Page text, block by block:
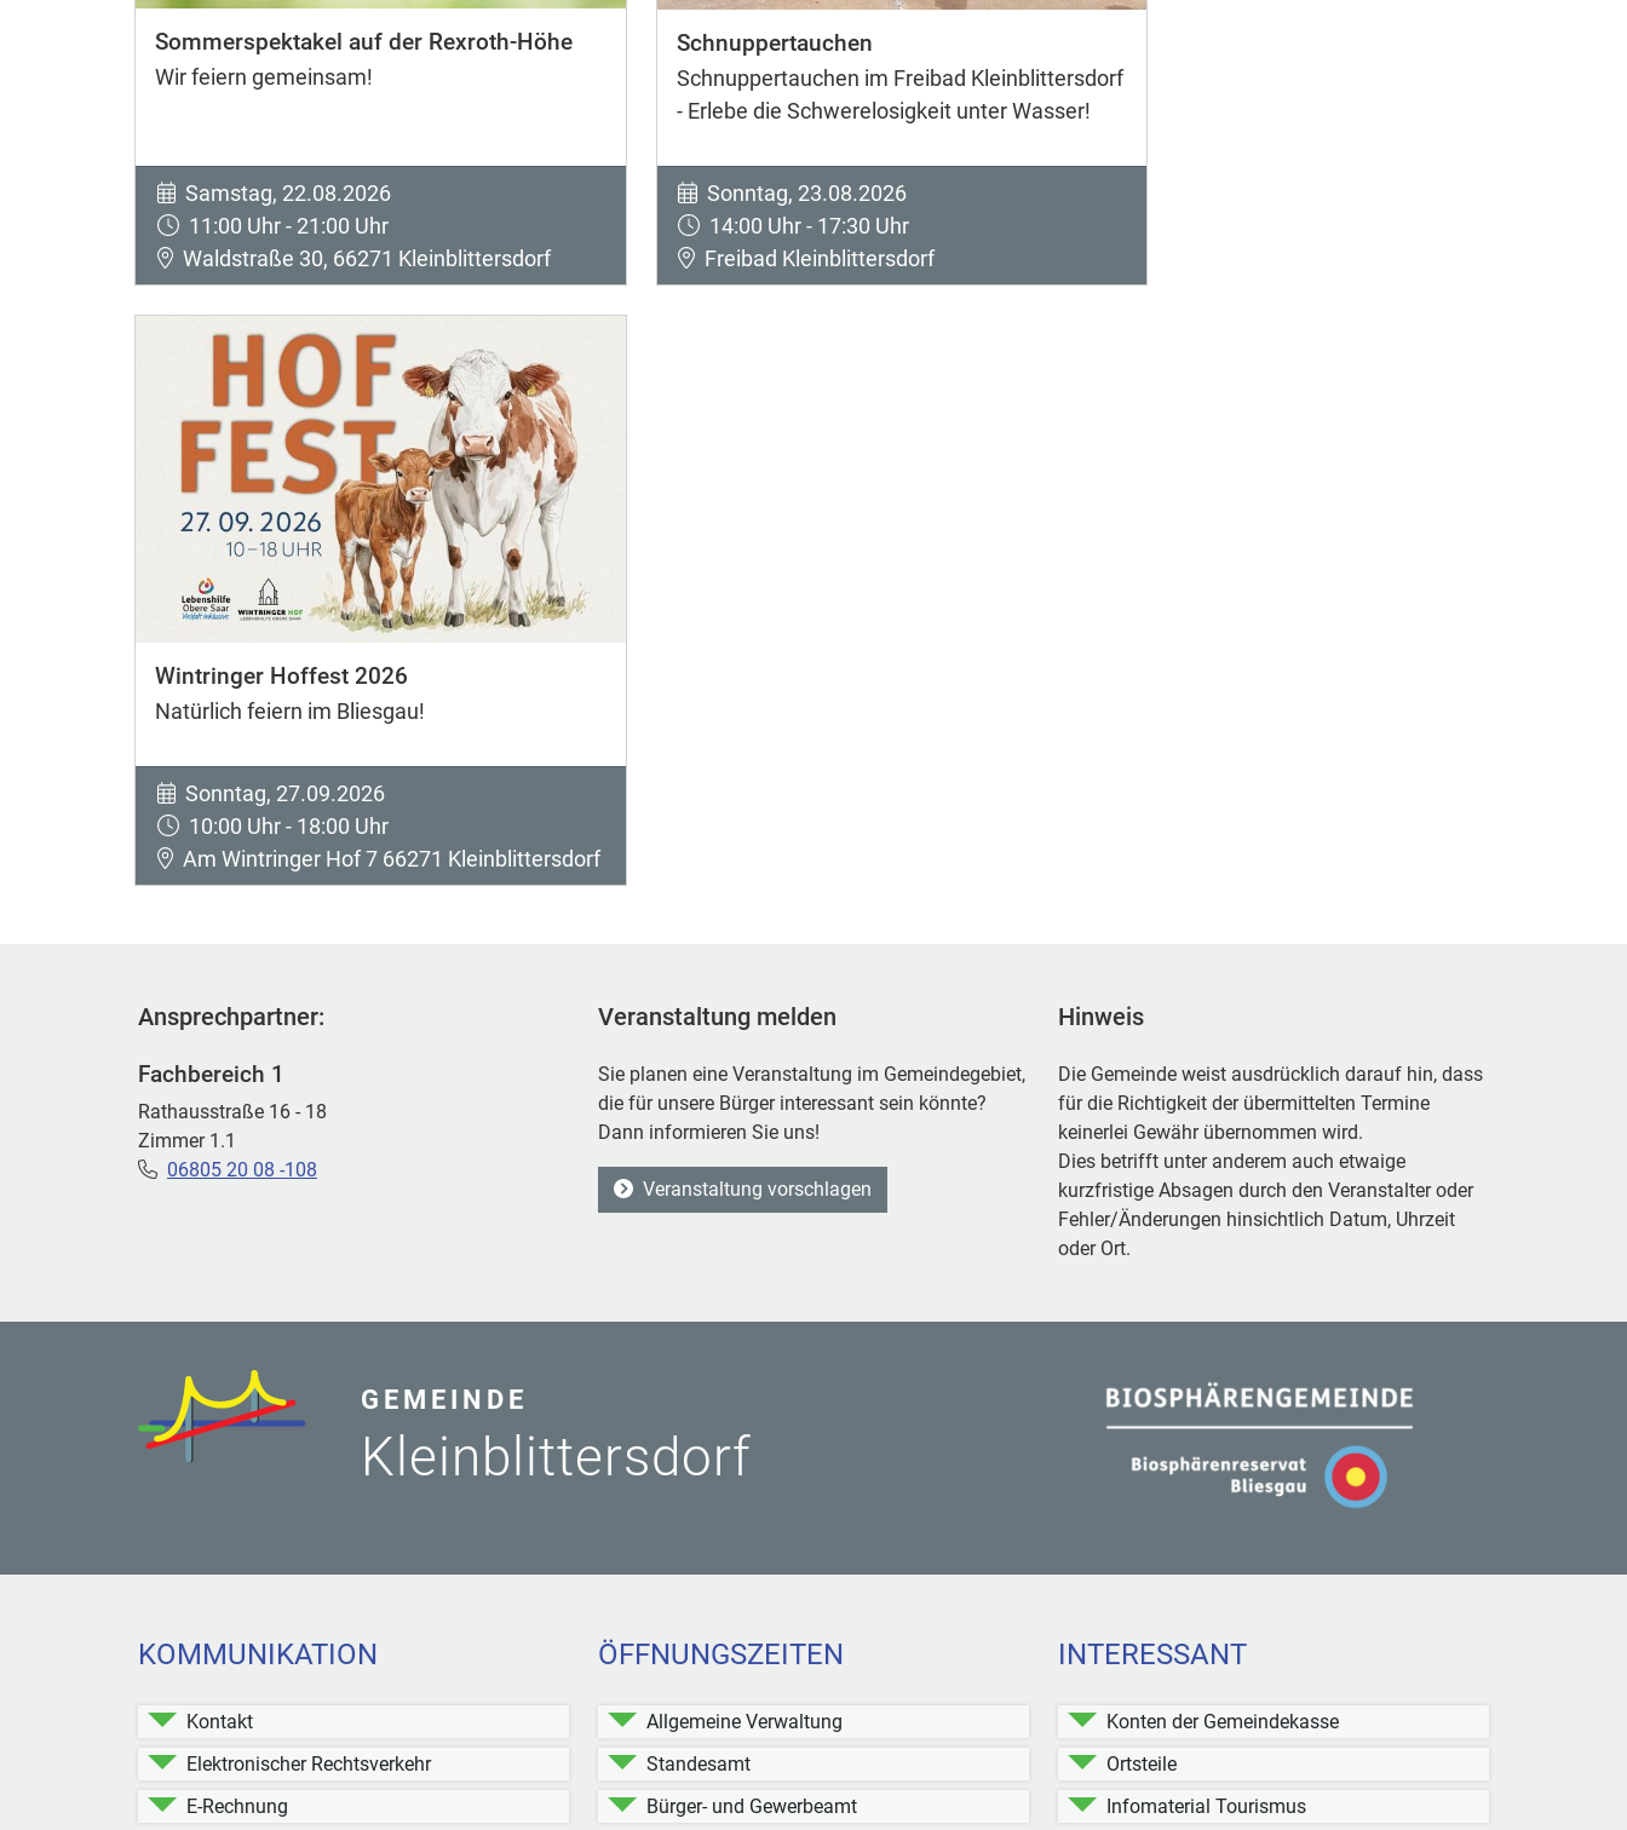
Sommerspektakel auf der Rexroth-Höhe
Wir feiern gemeinsam!
Samstag, 22.08.2026
11:00 Uhr - 21:00 Uhr
Waldstraße 30, 66271 Kleinblittersdorf
Schnuppertauchen
Schnuppertauchen im Freibad Kleinblittersdorf
- Erlebe die Schwerelosigkeit unter Wasser!
Sonntag, 23.08.2026
14:00 Uhr - 17:30 Uhr
Freibad Kleinblittersdorf
Wintringer Hoffest 2026
Natürlich feiern im Bliesgau!
Sonntag, 27.09.2026
10:00 Uhr - 18:00 Uhr
Am Wintringer Hof 7 66271 Kleinblittersdorf
Ansprechpartner:
Fachbereich 1
Rathausstraße 16 - 18
Zimmer 1.1
06805 20 08 -108
Veranstaltung melden
Sie planen eine Veranstaltung im Gemeindegebiet,
die für unsere Bürger interessant sein könnte?
Dann informieren Sie uns!
Veranstaltung vorschlagen
Hinweis
Die Gemeinde weist ausdrücklich darauf hin, dass
für die Richtigkeit der übermittelten Termine
keinerlei Gewähr übernommen wird.
Dies betrifft unter anderem auch etwaige
kurzfristige Absagen durch den Veranstalter oder
Fehler/Änderungen hinsichtlich Datum, Uhrzeit
oder Ort.
GEMEINDE
Kleinblittersdorf
KOMMUNIKATION
Kontakt
Elektronischer Rechtsverkehr
E-Rechnung
ÖFFNUNGSZEITEN
Allgemeine Verwaltung
Standesamt
Bürger- und Gewerbeamt
INTERESSANT
Konten der Gemeindekasse
Ortsteile
Infomaterial Tourismus